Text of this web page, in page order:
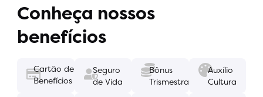
Conheça nossos
benefícios
Cartão de
Benefícios
Seguro
de Vida
Bônus
Trismestral
Auxílio
Cultura